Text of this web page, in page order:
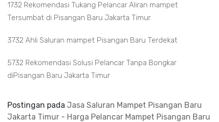
1732 Rekomendasi Tukang Pelancar Aliran mampet
Tersumbat di Pisangan Baru Jakarta Timur
3732 Ahli Saluran mampet Pisangan Baru Terdekat
5732 Rekomendasi Solusi Pelancar Tanpa Bongkar
diPisangan Baru Jakarta Timur
Postingan pada Jasa Saluran Mampet Pisangan Baru
Jakarta Timur - Harga Pelancar Mampet Pisangan Baru